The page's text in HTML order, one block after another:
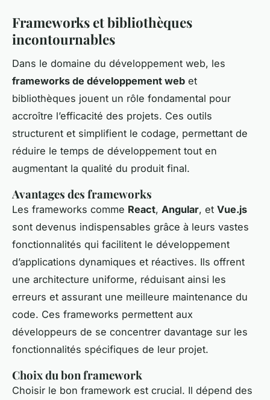
Frameworks et bibliothèques
incontournables
Dans le domaine du développement web, les
frameworks de développement web et
bibliothèques jouent un rôle fondamental pour
accroître l’efficacité des projets. Ces outils
structurent et simplifient le codage, permettant de
réduire le temps de développement tout en
augmentant la qualité du produit final.
Avantages des frameworks
Les frameworks comme React, Angular, et Vue.js
sont devenus indispensables grâce à leurs vastes
fonctionnalités qui facilitent le développement
d’applications dynamiques et réactives. Ils offrent
une architecture uniforme, réduisant ainsi les
erreurs et assurant une meilleure maintenance du
code. Ces frameworks permettent aux
développeurs de se concentrer davantage sur les
fonctionnalités spécifiques de leur projet.
Choix du bon framework
Choisir le bon framework est crucial. Il dépend des